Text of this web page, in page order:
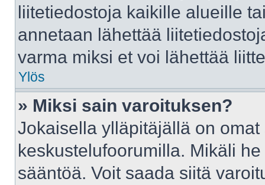
liitetiedostoja kaikille alueille
annetaan lähettää
varma miksi et voi lähettää
Ylös
» Miksi sain varoituksen?
Jokaisella ylläpitäjällä on
keskustelufoorumilla. Mikäli
sääntöä. Voit saada siitä